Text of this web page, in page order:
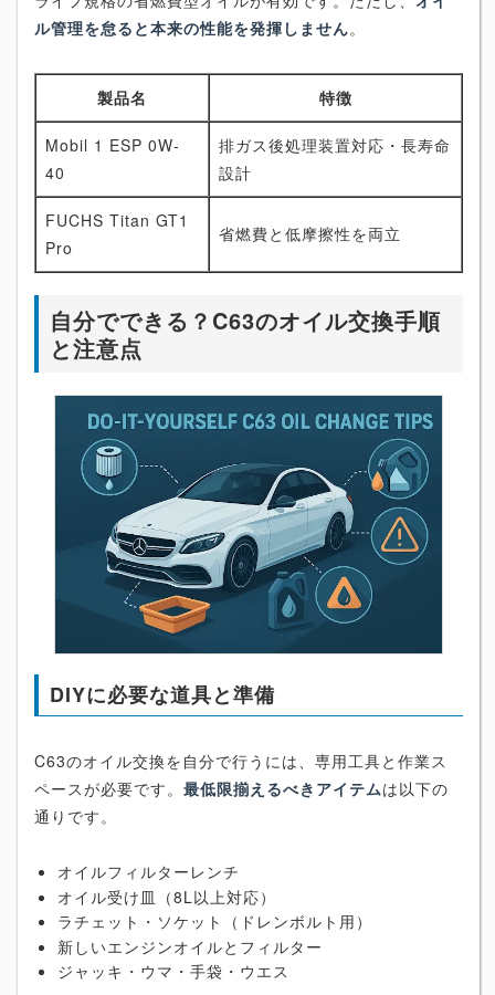
ル管理を怠ると本来の性能を発揮しません。
製品名 特徴
Mobil 1 ESP 0W-
40
排ガス後処理装置対応・長寿命
設計
FUCHS Titan GT1
Pro
省燃費と低摩擦性を両立
自分でできる？C63のオイル交換手順
と注意点
DIYに必要な道具と準備
C63のオイル交換を自分で行うには、専用工具と作業ス
ペースが必要です。 最低限揃えるべきアイテムは以下の
通りです。
オイルフィルターレンチ
オイル受け皿（8L以上対応）
ラチェット・ソケット（ドレンボルト用）
新しいエンジンオイルとフィルター
ジャッキ・ウマ・手袋・ウエス